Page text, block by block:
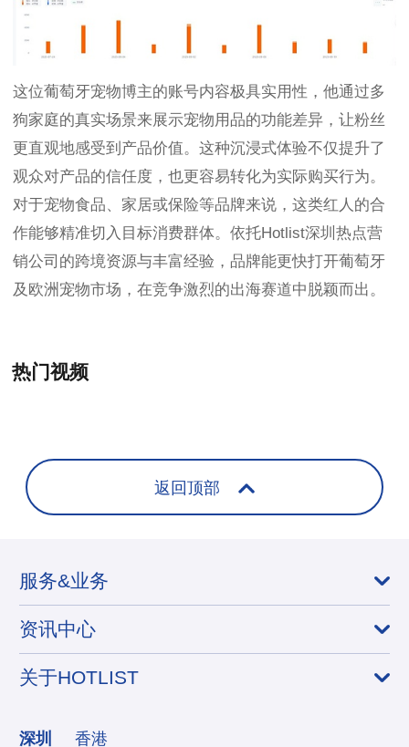
这位葡萄牙宠物博主的账号内容极具实用性，他通过多
狗家庭的真实场景来展示宠物用品的功能差异，让粉丝
更直观地感受到产品价值。这种沉浸式体验不仅提升了
观众对产品的信任度，也更容易转化为实际购买行为。
对于宠物食品、家居或保险等品牌来说，这类红人的合
作能够精准切入目标消费群体。依托Hotlist深圳热点营
销公司的跨境资源与丰富经验，品牌能更快打开葡萄牙
及欧洲宠物市场，在竞争激烈的出海赛道中脱颖而出。
热门视频
返回顶部
服务&业务
资讯中心
关于HOTLIST
深圳 香港